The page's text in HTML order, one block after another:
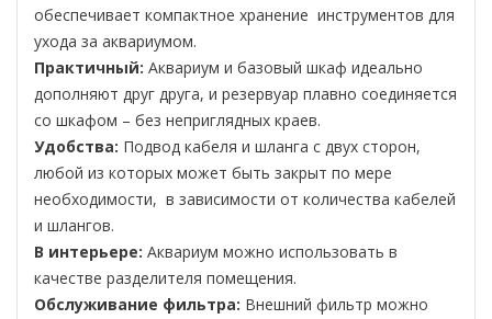
обеспечивает компактное хранение инструментов для
ухода за аквариумом.
Практичный: Аквариум и базовый шкаф идеально
дополняют друг друга, и резервуар плавно соединяется
со шкафом – без неприглядных краев.
Удобства: Подвод кабеля и шланга с двух сторон,
любой из которых может быть закрыт по мере
необходимости, в зависимости от количества кабелей
и шлангов.
В интерьере: Аквариум можно использовать в
качестве разделителя помещения.
Обслуживание фильтра: Внешний фильтр можно